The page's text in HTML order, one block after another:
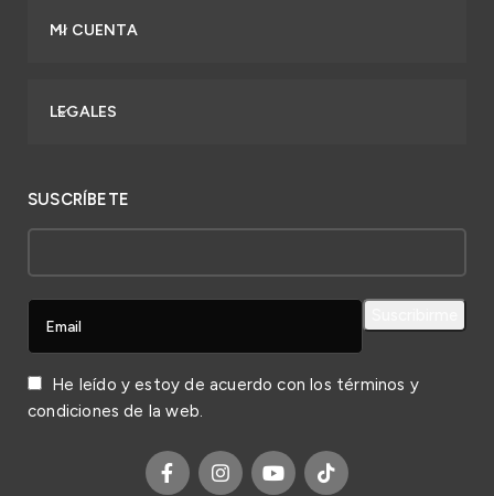
MI CUENTA
LEGALES
SUSCRÍBETE
He leído y estoy de acuerdo con los términos y
condiciones de la web.